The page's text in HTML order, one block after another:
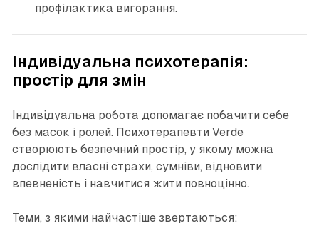
профілактика вигорання.
Індивідуальна психотерапія:
простір для змін
Індивідуальна робота допомагає побачити себе
без масок і ролей. Психотерапевти Verde
створюють безпечний простір, у якому можна
дослідити власні страхи, сумніви, відновити
впевненість і навчитися жити повноцінно.
Теми, з якими найчастіше звертаються: